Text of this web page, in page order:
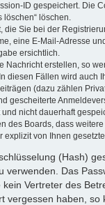
ID gespeichert. Die
löschen“ löschen.
Sie bei der
eine E-Mail-Adresse
ersichtlich.
Nachricht erstellen, so
diesen Fällen wird
(dazu zählen
gescheiterte
nicht dauerhaft
des Boards, dass
explizit von Ihnen
(Hash)
verwenden. Das
Vertreter des
vergessen haben,